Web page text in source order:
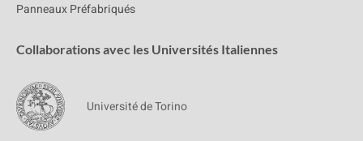
Panneaux Préfabriqués
Collaborations avec les Universités Italiennes
Université de Torino